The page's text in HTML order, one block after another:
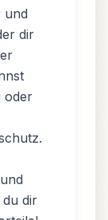
und
dir
oder
und
du dir